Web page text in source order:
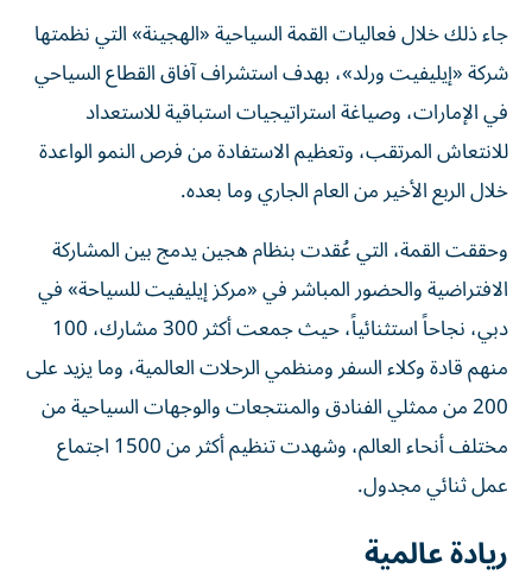
جاء ذلك خلال فعاليات القمة السياحية «الهجينة» التي نظمتها
شركة «إيليفيت ورلد»، بهدف استشراف آفاق القطاع السياحي
في الإمارات، وصياغة استراتيجيات استباقية للاستعداد
للانتعاش المرتقب، وتعظيم الاستفادة من فرص النمو الواعدة
خلال الربع الأخير من العام الجاري وما بعده.
وحققت القمة، التي عُقدت بنظام هجين يدمج بين المشاركة
الافتراضية والحضور المباشر في «مركز إيليفيت للسياحة» في
دبي، نجاحاً استثنائياً، حيث جمعت أكثر 300 مشارك، 100
منهم قادة وكلاء السفر ومنظمي الرحلات العالمية، وما يزيد على
200 من ممثلي الفنادق والمنتجعات والوجهات السياحية من
مختلف أنحاء العالم، وشهدت تنظيم أكثر من 1500 اجتماع
عمل ثنائي مجدول.
ريادة عالمية